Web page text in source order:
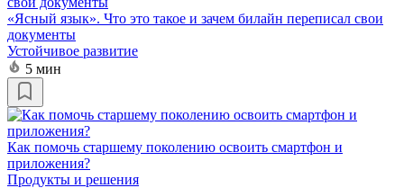
«Ясный язык». Что это такое и зачем билайн переписал свои
документы
Устойчивое развитие
5 мин
Как помочь старшему поколению освоить смартфон и
приложения?
Продукты и решения